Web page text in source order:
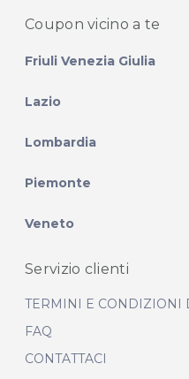
Coupon vicino a te
Friuli Venezia Giulia
Lazio
Lombardia
Piemonte
Veneto
Servizio clienti
TERMINI E CONDIZIONI
FAQ
CONTATTACI